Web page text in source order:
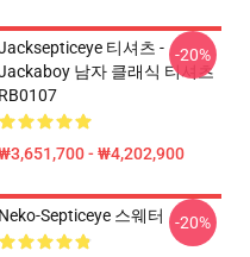
티셔츠 -
남자 클래식 티셔츠
RB0107
- ₩4,202,900
-20%
Neko-Septiceye 스웨터 -20%